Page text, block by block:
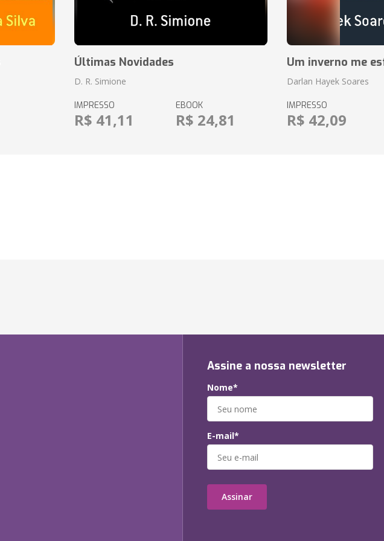
Últimas Novidades
D. R. Simione
IMPRESSO
R$ 41,11
EBOOK
R$ 24,81
Um inverno me
Darlan Hayek Soares
IMPRESSO
R$ 42,09
Assine a nossa newsletter
Nome*
E-mail*
Assinar